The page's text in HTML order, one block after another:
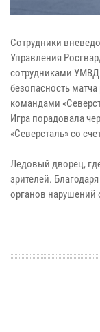
Сотрудники
Управления
сотрудниками УМВД
безопасность
командами
Игра порадовала
«Северсталь» со
Ледовый дворец,
зрителей.
органов нарушений